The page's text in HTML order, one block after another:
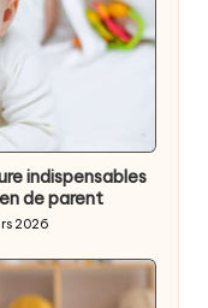
indispensables
de parent
2026